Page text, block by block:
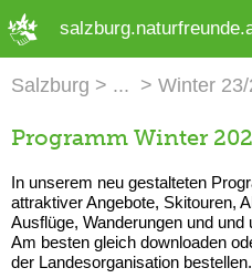
Salzburg Winter
Programm Winter
In unserem neu gestalteten
attraktiver Angebote, Skitouren,
Ausflüge, Wanderungen und und
Am besten gleich downloaden
der Landesorganisation bestellen.